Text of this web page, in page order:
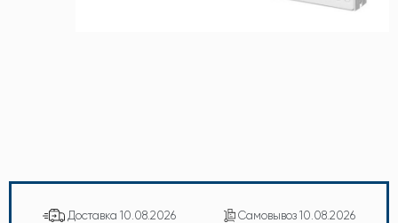
Доставка 10.08.2026 Самовывоз 10.08.2026